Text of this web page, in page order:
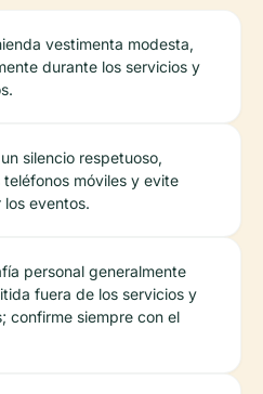
vestimenta modesta,
durante los servicios y
silencio respetuoso,
teléfonos móviles y evite
los eventos.
personal generalmente
fuera de los servicios y
confirme siempre con el